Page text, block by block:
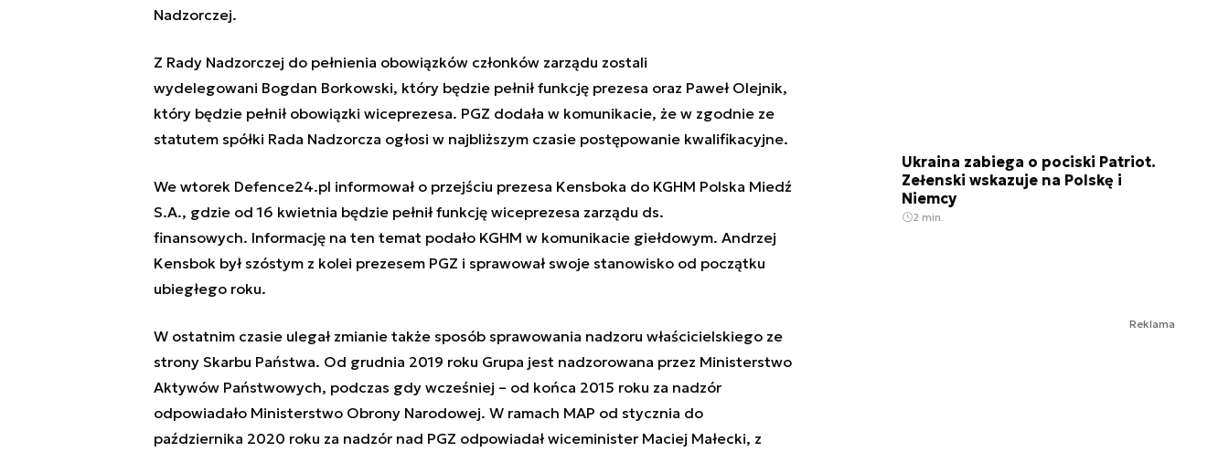
Nadzorczej.
Z Rady Nadzorczej do pełnienia obowiązków członków zarządu zostali
wydelegowani Bogdan Borkowski, który będzie pełnił funkcję prezesa oraz Paweł Olejnik,
który będzie pełnił obowiązki wiceprezesa. PGZ dodała w komunikacie, że w zgodnie ze
statutem spółki Rada Nadzorcza ogłosi w najbliższym czasie postępowanie kwalifikacyjne.
We wtorek Defence24.pl informował o przejściu prezesa Kensboka do KGHM Polska Miedź
S.A., gdzie od 16 kwietnia będzie pełnił funkcję wiceprezesa zarządu ds.
finansowych. Informację na ten temat podało KGHM w komunikacie giełdowym. Andrzej
Kensbok był szóstym z kolei prezesem PGZ i sprawował swoje stanowisko od początku
ubiegłego roku.
W ostatnim czasie ulegał zmianie także sposób sprawowania nadzoru właścicielskiego ze
strony Skarbu Państwa. Od grudnia 2019 roku Grupa jest nadzorowana przez Ministerstwo
Aktywów Państwowych, podczas gdy wcześniej – od końca 2015 roku za nadzór
odpowiadało Ministerstwo Obrony Narodowej. W ramach MAP od stycznia do
października 2020 roku za nadzór nad PGZ odpowiadał wiceminister Maciej Małecki, z
Ukraina zabiega o pociski Patriot.
Zełenski wskazuje na Polskę i
Niemcy
2 min.
Reklama